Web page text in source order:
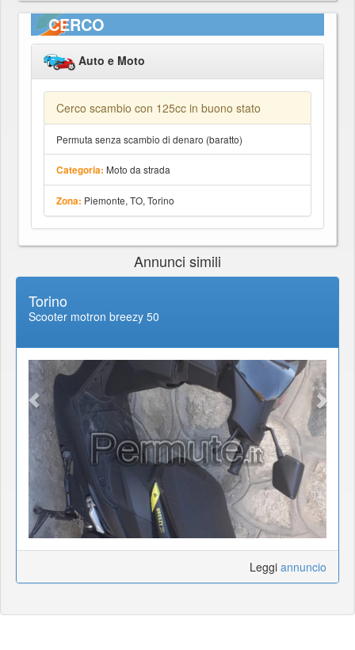
CERCO
Auto e Moto
Cerco scambio con 125cc in buono stato
Permuta senza scambio di denaro (baratto)
Categoria: Moto da strada
Zona: Piemonte, TO, Torino
Annunci simili
Torino
Scooter motron breezy 50
Leggi annuncio